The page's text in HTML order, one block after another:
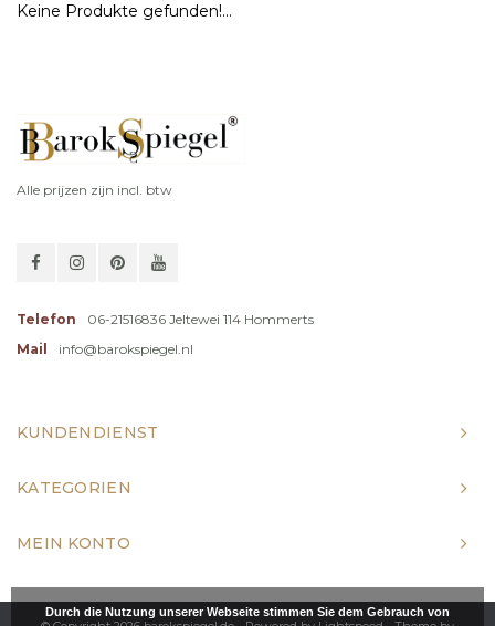
Keine Produkte gefunden!...
Alle prijzen zijn incl. btw
Telefon
06-21516836 Jeltewei 114 Hommerts
Mail
info@barokspiegel.nl
KUNDENDIENST
KATEGORIEN
MEIN KONTO
Durch die Nutzung unserer Webseite stimmen Sie dem Gebrauch von